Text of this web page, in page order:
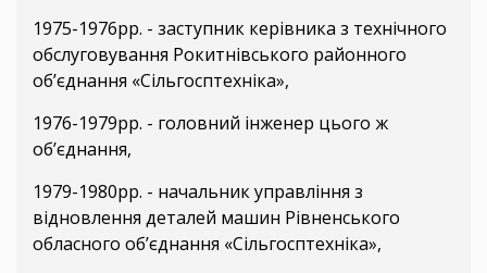
1975-1976рр. - заступник керівника з технічного
обслуговування Рокитнівського районного
об’єднання «Сільгосптехніка»,
1976-1979рр. - головний інженер цього ж
об’єднання,
1979-1980рр. - начальник управління з
відновлення деталей машин Рівненського
обласного об’єднання «Сільгосптехніка»,